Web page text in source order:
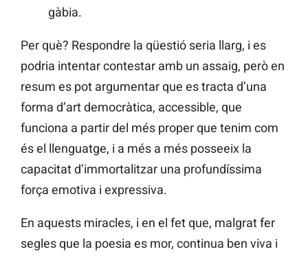
gàbia.
Per què? Respondre la qüestió seria llarg, i es
podria intentar contestar amb un assaig, però en
resum es pot argumentar que es tracta d’una
forma d’art democràtica, accessible, que
funciona a partir del més proper que tenim com
és el llenguatge, i a més a més posseeix la
capacitat d’immortalitzar una profundíssima
força emotiva i expressiva.
En aquests miracles, i en el fet que, malgrat fer
segles que la poesia es mor, continua ben viva i